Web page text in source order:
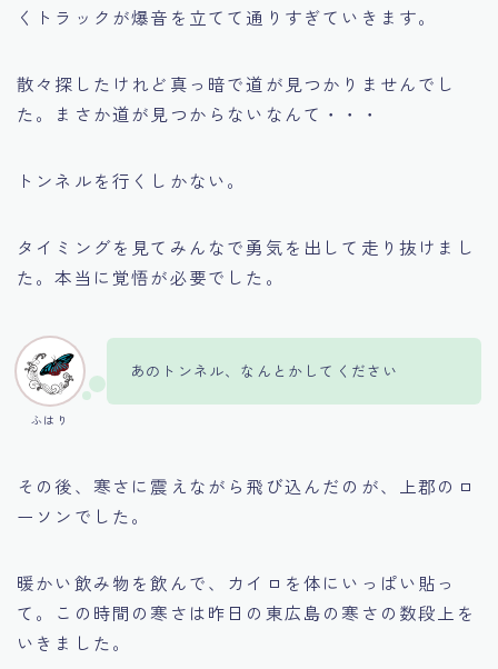
くトラックが爆音を立てて通りすぎていきます。
散々探したけれど真っ暗で道が見つかりませんでし
た。まさか道が見つからないなんて・・・
トンネルを行くしかない。
タイミングを見てみんなで勇気を出して走り抜けまし
た。本当に覚悟が必要でした。
ふはり
あのトンネル、なんとかしてください
その後、寒さに震えながら飛び込んだのが、上郡のロ
ーソンでした。
暖かい飲み物を飲んで、カイロを体にいっぱい貼っ
て。この時間の寒さは昨日の東広島の寒さの数段上を
いきました。